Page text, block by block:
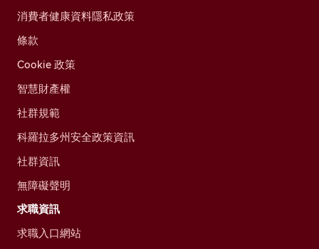
消費者健康資料隱私政策
條款
Cookie 政策
智慧財產權
社群規範
科羅拉多州安全政策資訊
社群資訊
無障礙聲明
求職資訊
求職入口網站